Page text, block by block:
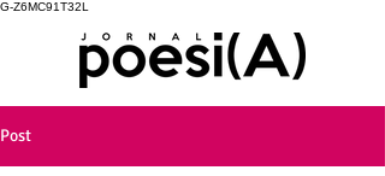
G-Z6MC91T32L
Post